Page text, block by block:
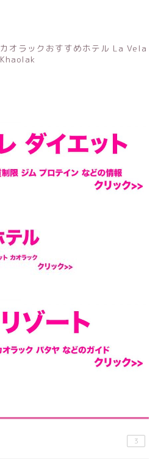
カオラックおすすめホテル La Vela
Khaolak
3